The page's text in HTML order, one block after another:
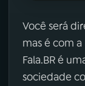
Você será
mas é com
Fala.BR é
sociedade